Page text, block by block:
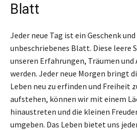
Blatt
Jeder neue Tag ist ein Geschenk
unbeschriebenes Blatt. Diese leere
unseren Erfahrungen, Träumen
werden. Jeder neue Morgen bringt
Leben neu zu erfinden und Freiheit
aufstehen, können wir mit einem
hinaustreten und die kleinen
umgeben. Das Leben bietet uns